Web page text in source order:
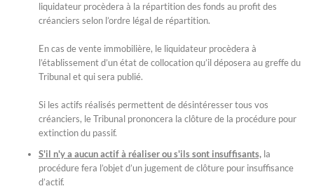
liquidateur procèdera à la répartition des fonds au profit des
créanciers selon l’ordre légal de répartition.
En cas de vente immobilière, le liquidateur procèdera à
l’établissement d’un état de collocation qu’il déposera au greffe du
Tribunal et qui sera publié.
Si les actifs réalisés permettent de désintéresser tous vos
créanciers, le Tribunal prononcera la clôture de la procédure pour
extinction du passif.
S'il n'y a aucun actif à réaliser ou s'ils sont insuffisants, la
procédure fera l’objet d’un jugement de clôture pour insuffisance
d’actif.